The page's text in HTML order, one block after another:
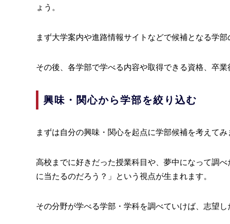
ょう。
まず大学案内や進路情報サイトなどで候補となる学
その後、各学部で学べる内容や取得できる資格、卒業
興味・関心から学部を絞り込む
まずは自分の興味・関心を起点に学部候補を考えてみ
高校までに好きだった授業科目や、夢中になって調
に当たるのだろう？」という視点が生まれます。
その分野が学べる学部・学科を調べていけば、志望